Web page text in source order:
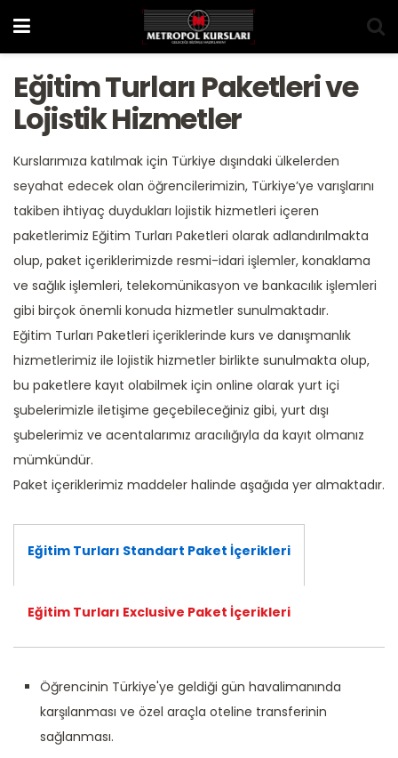
Eğitim Turları Paketleri ve
Lojistik Hizmetler
Kurslarımıza katılmak için Türkiye dışındaki ülkelerden
seyahat edecek olan öğrencilerimizin, Türkiye’ye varışlarını
takiben ihtiyaç duydukları lojistik hizmetleri içeren
paketlerimiz Eğitim Turları Paketleri olarak adlandırılmakta
olup, paket içeriklerimizde resmi-idari işlemler, konaklama
ve sağlık işlemleri, telekomünikasyon ve bankacılık işlemleri
gibi birçok önemli konuda hizmetler sunulmaktadır.
Eğitim Turları Paketleri içeriklerinde kurs ve danışmanlık
hizmetlerimiz ile lojistik hizmetler birlikte sunulmakta olup,
bu paketlere kayıt olabilmek için online olarak yurt içi
şubelerimizle iletişime geçebileceğiniz gibi, yurt dışı
şubelerimiz ve acentalarımız aracılığıyla da kayıt olmanız
mümkündür.
Paket içeriklerimiz maddeler halinde aşağıda yer almaktadır.
Eğitim Turları Standart Paket İçerikleri
Eğitim Turları Exclusive Paket İçerikleri
Öğrencinin Türkiye'ye geldiği gün havalimanında
karşılanması ve özel araçla oteline transferinin
sağlanması.